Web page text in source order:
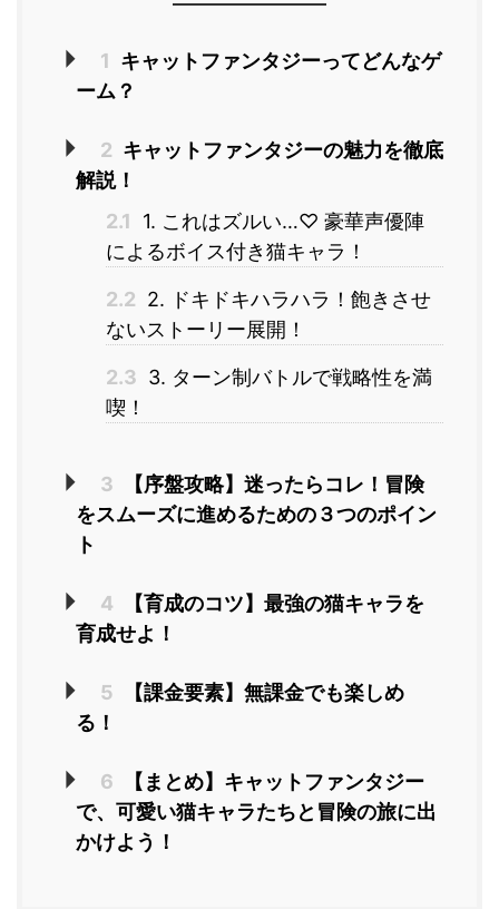
1 キャットファンタジーってどんなゲ
ーム？
2 キャットファンタジーの魅力を徹底
解説！
2.1
1. これはズルい…♡ 豪華声優陣
によるボイス付き猫キャラ！
2.2 2. ドキドキハラハラ！飽きさせ
ないストーリー展開！
2.3 3. ターン制バトルで戦略性を満
喫！
3
【序盤攻略】迷ったらコレ！冒険
をスムーズに進めるための３つのポイン
ト
4
【育成のコツ】最強の猫キャラを
育成せよ！
5
【課金要素】無課金でも楽しめ
る！
6
【まとめ】キャットファンタジー
で、可愛い猫キャラたちと冒険の旅に出
かけよう！